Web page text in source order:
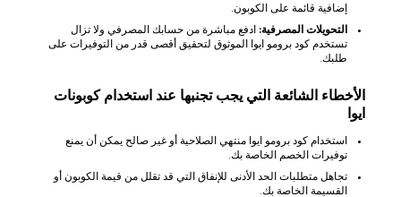
إضافية قائمة على الكوبون.
التحويلات المصرفية: ادفع مباشرة من حسابك المصرفي ولا تزال
تستخدم كود برومو ايوا الموثوق لتحقيق أقصى قدر من التوفيرات على
طلبك.
الأخطاء الشائعة التي يجب تجنبها عند استخدام كوبونات
ايوا
استخدام كود برومو ايوا منتهي الصلاحية أو غير صالح يمكن أن يمنع
توفيرات الخصم الخاصة بك.
تجاهل متطلبات الحد الأدنى للإنفاق التي قد تقلل من قيمة الكوبون أو
القسيمة الخاصة بك.